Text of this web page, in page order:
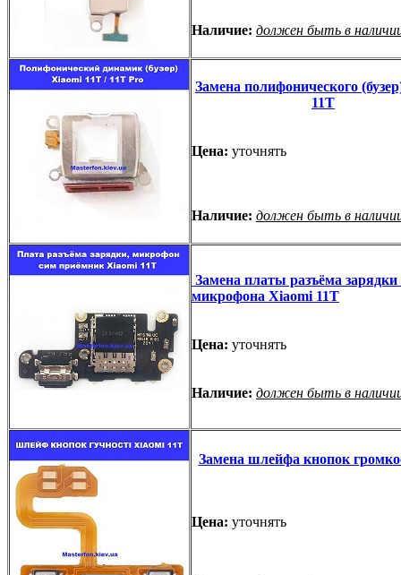
Наличие: должен быть в
Замена полифонического
11T
Цена: уточнять
Наличие: должен быть в
Замена платы разъёма зарядки
микрофона Xiaomi 11T
Цена: уточнять
Наличие: должен быть в
Замена шлейфа кнопок
Цена: уточнять